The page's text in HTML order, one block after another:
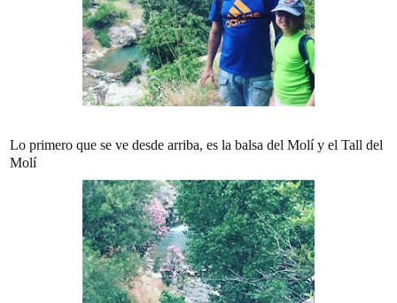
Lo primero que se ve desde arriba, es la balsa del Molí y el Tall del
Molí